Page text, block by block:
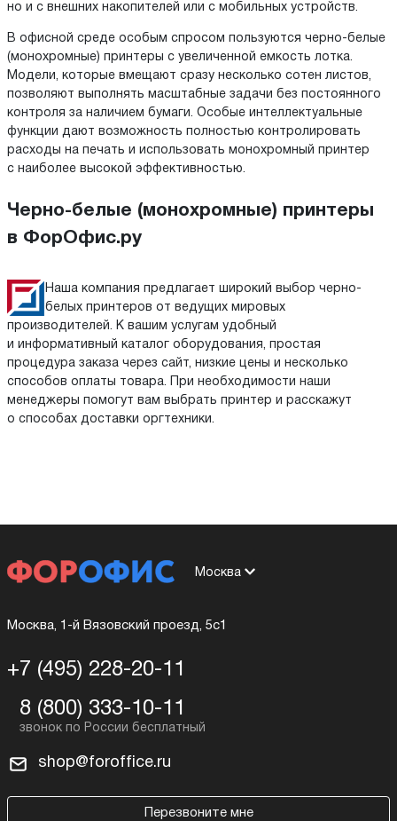
но и с внешних накопителей или с мобильных устройств.
В офисной среде особым спросом пользуются черно-белые
(монохромные) принтеры с увеличенной емкость лотка.
Модели, которые вмещают сразу несколько сотен листов,
позволяют выполнять масштабные задачи без постоянного
контроля за наличием бумаги. Особые интеллектуальные
функции дают возможность полностью контролировать
расходы на печать и использовать монохромный принтер
с наиболее высокой эффективностью.
Черно-белые (монохромные) принтеры
в ФорОфис.ру
Наша компания предлагает широкий выбор черно-
белых принтеров от ведущих мировых
производителей. К вашим услугам удобный
и информативный каталог оборудования, простая
процедура заказа через сайт, низкие цены и несколько
способов оплаты товара. При необходимости наши
менеджеры помогут вам выбрать принтер и расскажут
о способах доставки оргтехники.
Москва
Москва, 1-й Вязовский проезд, 5с1
+7 (495) 228-20-11
8 (800) 333-10-11
shop@foroffice.ru
Перезвоните мне